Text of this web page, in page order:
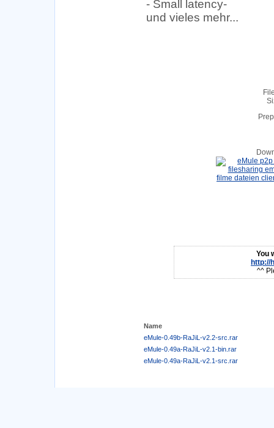
- Small latency-
und vieles mehr...
You
http://
^^
Name
eMule-0.49b-RaJiL-v2.2-src.rar
eMule-0.49a-RaJiL-v2.1-bin.rar
eMule-0.49a-RaJiL-v2.1-src.rar